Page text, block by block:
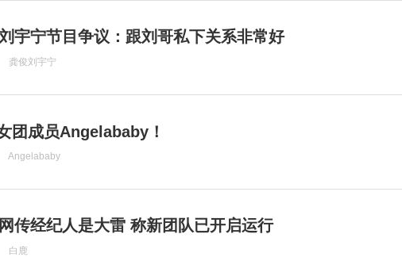
宇宁节目争议：跟刘哥私下关系非常好
龚俊刘宇宁
团成员Angelababy！
Angelababy
传经纪人是大雷 称新团队已开启运行
白鹿